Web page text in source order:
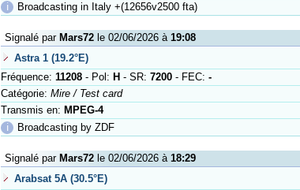
ℹ
Broadcasting in Italy +(12656v2500 fta)
Signalé par Mars72 le 02/06/2026 à 19:08
Astra 1 (19.2°E)
Fréquence: 11208 - Pol: H - SR: 7200 - FEC: -
Catégorie: Mire / Test card
Transmis en: MPEG-4
ℹ
Broadcasting by ZDF
Signalé par Mars72 le 02/06/2026 à 18:29
Arabsat 5A (30.5°E)